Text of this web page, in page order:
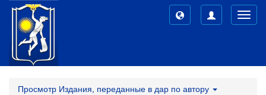
Просмотр Издания, переданные в дар по автору